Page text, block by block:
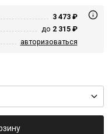
3 473 ₽
до 2 315 ₽
авторизоваться